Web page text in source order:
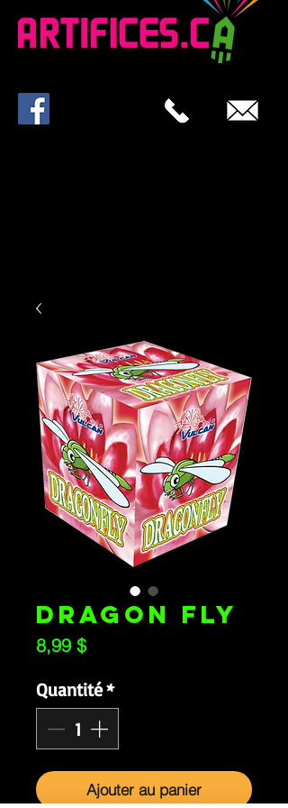
DRAGON FLY
8,99 $Prix
Quantité*
Ajouter au panier